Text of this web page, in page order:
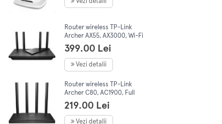
Vezi detalii
Router wireless TP-Link
Archer AX55, AX3000, Wi-Fi
6, Dual-Band Gigabit, 4
antene Wi-Fi
399.00 Lei
Vezi detalii
Router wireless TP-Link
Archer C80, AC1900, Full
Gigabit, Dual Band, MU-MIMO,
Wi-Fi Wave2
219.00 Lei
Vezi detalii